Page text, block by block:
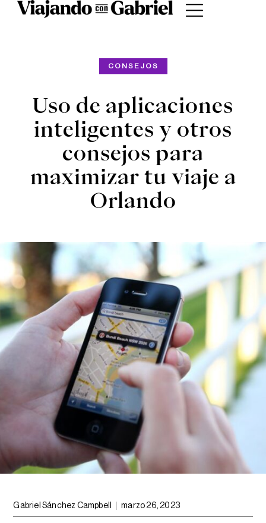
CONSEJOS
Uso de aplicaciones
inteligentes y otros
consejos para
maximizar tu viaje a
Orlando
Gabriel Sánchez Campbell marzo 26, 2023